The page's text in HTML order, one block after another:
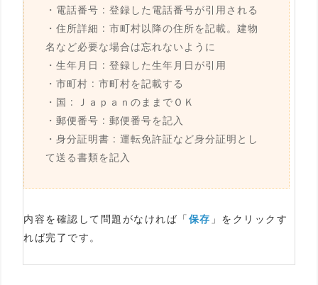
・電話番号 : 登録した電話番号が引用される
・住所詳細 : 市町村以降の住所を記載。建物
名など必要な場合は忘れないように
・生年月日 : 登録した生年月日が引用
・市町村 : 市町村を記載する
・国 : ＪａｐａｎのままでＯＫ
・郵便番号 : 郵便番号を記入
・身分証明書 : 運転免許証など身分証明とし
て送る書類を記入
内容を確認して問題がなければ「保存 」をクリックす
れば完了です。